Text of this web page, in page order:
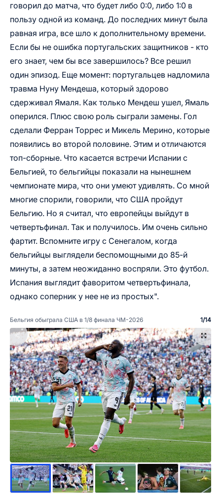
говорил до матча, что будет либо 0:0, либо 1:0 в
пользу одной из команд. До последних минут была
равная игра, все шло к дополнительному времени.
Если бы не ошибка португальских защитников - кто
его знает, чем бы все завершилось? Все решил
один эпизод. Еще момент: португальцев надломила
травма Нуну Мендеша, который здорово
сдерживал Ямаля. Как только Мендеш ушел, Ямаль
оперился. Плюс свою роль сыграли замены. Гол
сделали Ферран Торрес и Микель Мерино, которые
появились во второй половине. Этим и отличаются
топ-сборные. Что касается встречи Испании с
Бельгией, то бельгийцы показали на нынешнем
чемпионате мира, что они умеют удивлять. Со мной
многие спорили, говорили, что США пройдут
Бельгию. Но я считал, что европейцы выйдут в
четвертьфинал. Так и получилось. Им очень сильно
фартит. Вспомните игру с Сенегалом, когда
бельгийцы выглядели беспомощными до 85-й
минуты, а затем неожиданно воспряли. Это футбол.
Испания выглядит фаворитом четвертьфинала,
однако соперник у нее не из простых".
Бельгия обыграла США в 1/8 финала ЧМ-2026 1/14